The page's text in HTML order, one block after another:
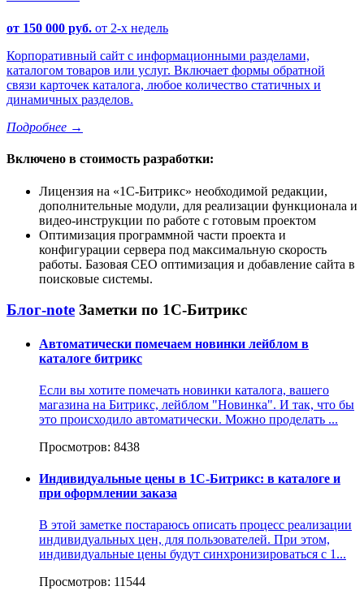
от 150 000 руб. от 2-х недель
Корпоративный сайт с информационными разделами,
каталогом товаров или услуг. Включает формы обратной
связи карточек каталога, любое количество статичных и
динамичных разделов.
Подробнее →
Включено в стоимость разработки:
Лицензия на 1С-Битрикс
необходимой редакции,
дополнительные модули, для реализации функционала и
видео-инструкции по работе с готовым проектом
Оптимизация программной части проекта и
конфигурации сервера под максимальную скорость
работы. Базовая СЕО оптимизация и добавление сайта в
поисковые системы.
Блог-note Заметки по 1С-Битрикс
Автоматически помечаем новинки лейблом в
каталоге битрикс
Если вы хотите помечать новинки каталога, вашего
магазина на Битрикс, лейблом "Новинка". И так, что бы
это происходило автоматически. Можно проделать ...
Просмотров: 8438
Индивидуальные цены в 1С-Битрикс: в каталоге и
при оформлении заказа
В этой заметке постараюсь описать процесс реализации
индивидуальных цен, для пользователей. При этом,
индивидуальные цены будут синхронизироваться с 1...
Просмотров: 11544